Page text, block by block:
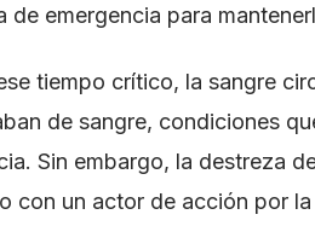
emergencia para
tiempo crítico, la sangre
de sangre, condiciones
Sin embargo, la destreza
con un actor de acción por